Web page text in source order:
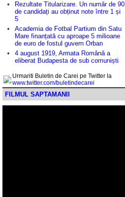
Rezultate Titularizare. Un număr de 90
de candidați au obținut note între 1 și
5
Academia de Fotbal Partium din Satu
Mare finanțată cu aproape 5 milioane
de euro de fostul guvern Orban
4 august 1919, Armata Română a
eliberat Budapesta de sub comuniști
Urmariti Buletin de Carei pe Twitter la
www.twitter.com/buletindecarei
FILMUL SAPTAMANII